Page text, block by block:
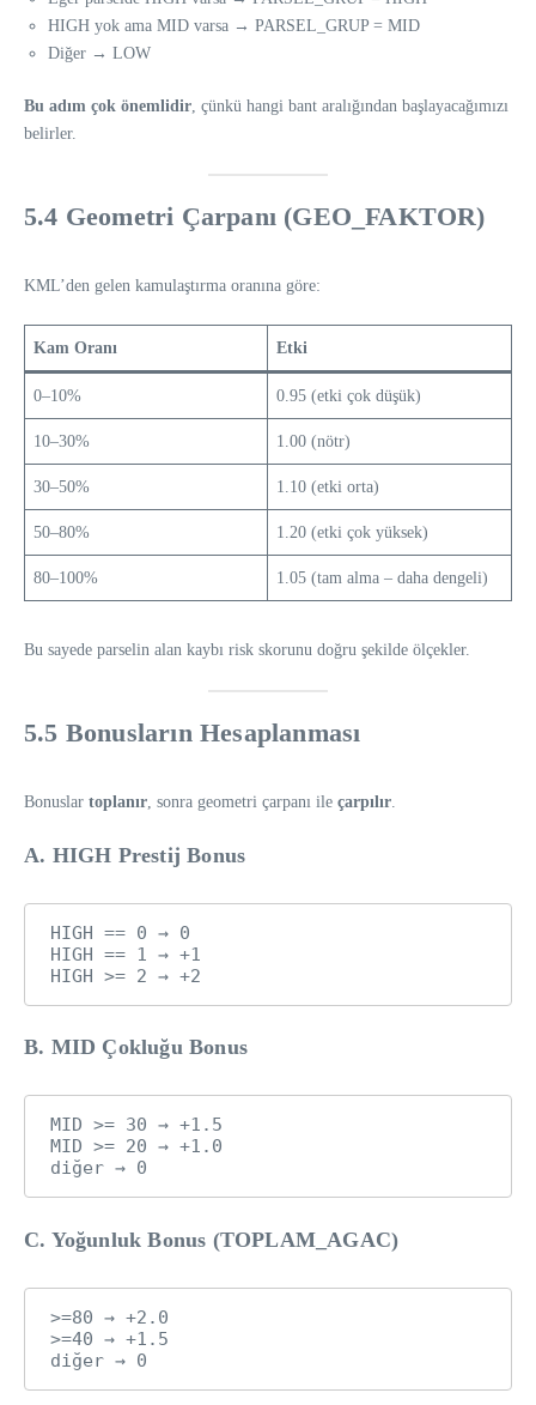
HIGH yok ama MID varsa → PARSEL_GRUP = MID
Diğer → LOW
Bu adım çok önemlidir , çünkü hangi bant aralığından başlayacağımızı
belirler.
5.4 Geometri Çarpanı (GEO_FAKTOR)
KML’den gelen kamulaştırma oranına göre:
Kam Oranı Etki
0–10% 0.95 (etki çok düşük)
10–30% 1.00 (nötr)
30–50% 1.10 (etki orta)
50–80% 1.20 (etki çok yüksek)
80–100% 1.05 (tam alma – daha dengeli)
Bu sayede parselin alan kaybı risk skorunu doğru şekilde ölçekler.
5.5 Bonusların Hesaplanması
Bonuslar toplanır , sonra geometri çarpanı ile çarpılır
A. HIGH Prestij Bonus
HIGH == 0 → 0
HIGH == 1 → +1
B. MID Çokluğu Bonus
MID >= 30 → +1.5
MID >= 20 → +1.0
C. Yoğunluk Bonus (TOPLAM_AGAC)
>=80 → +2.0
>=40 → +1.5